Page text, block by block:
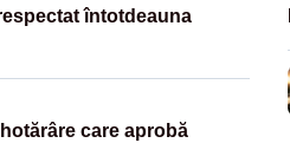
întotdeauna
care aprobă